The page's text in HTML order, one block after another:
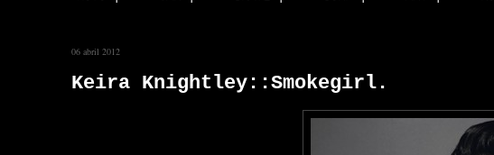
06 abril 2012
Keira Knightley::Smokegirl.